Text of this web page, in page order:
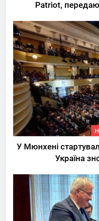
Patriot,
У Мюнхені
Україна
5